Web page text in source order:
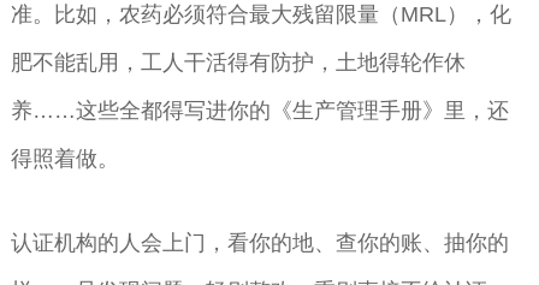
准。比如，农药必须符合最大残留限量（MRL），化
肥不能乱用，工人干活得有防护，土地得轮作休
养……这些全都得写进你的《生产管理手册》里，还
得照着做。
认证机构的人会上门，看你的地、查你的账、抽你的